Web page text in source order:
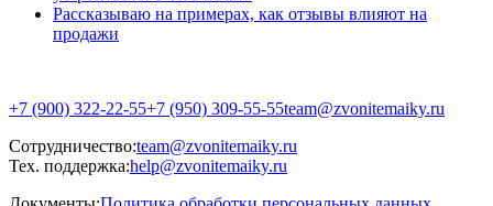
Рассказываю на примерах, как отзывы влияют на
продажи
+7 (900) 322-22-55+7 (950) 309-55-55team@zvonitemaiky.ru
Сотрудничество:team@zvonitemaiky.ru
Тех. поддержка:help@zvonitemaiky.ru